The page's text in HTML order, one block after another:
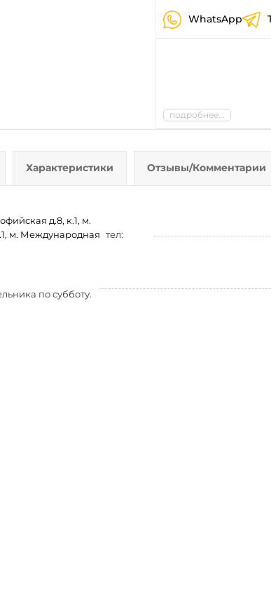
WhatsApp
подробнее...
Характеристики Отзывы/Комментарии
д.8, к.1, м.
м. Международная тел:
по субботу.